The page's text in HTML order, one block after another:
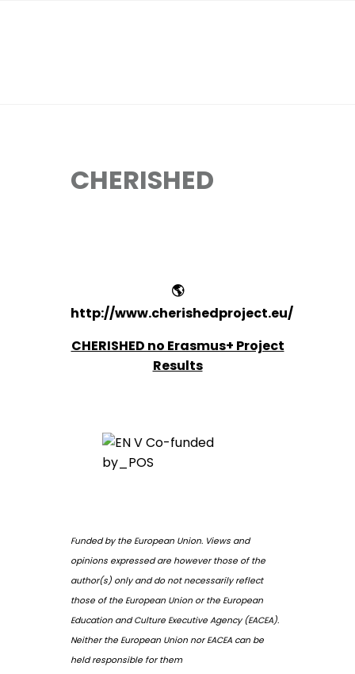
CHERISHED
🌎
http://www.cherishedproject.eu/
CHERISHED no Erasmus+ Project
Results
Funded by the European Union. Views and
opinions expressed are however those of the
author(s) only and do not necessarily reflect
those of the European Union or the European
Education and Culture Executive Agency (EACEA).
Neither the European Union nor EACEA can be
held responsible for them